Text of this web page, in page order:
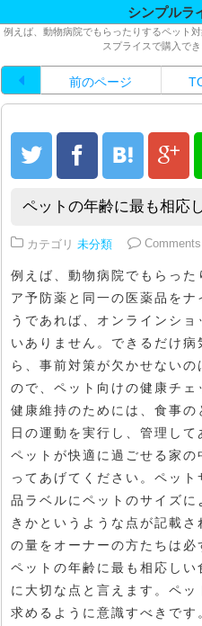
シンプルラ
例えば、動物病院でもらったりするペット
スプライスで購入で
前のページ
ペットの年齢に最も相応
カテゴリ 未分類
例えば、動物病院でもらった
ア予防薬と同一の医薬品を
うであれば、オンラインシ
いありません。できるだけ
ら、事前対策が欠かせない
ので、ペット向けの健康チェ
健康維持のためには、食事
日の運動を実行し、管理して
ペットが快適に過ごせる家の
ってあげてください。ペッ
品ラベルにペットのサイズ
きかというような点が記載
の量をオーナーの方たちは必
ペットの年齢に最も相応し
に大切な点と言えます。ペ
求めるように意識すべきで